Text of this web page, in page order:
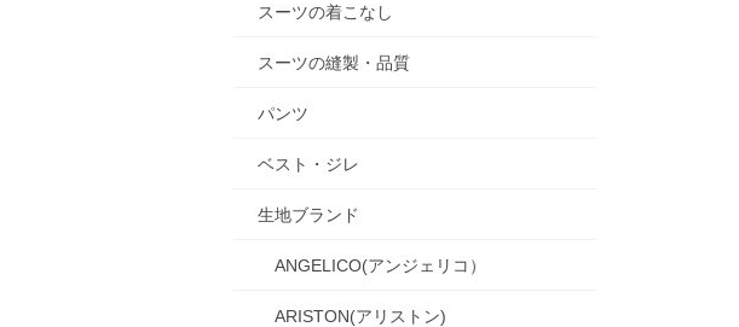
スーツの着こなし
スーツの縫製・品質
パンツ
ベスト・ジレ
生地ブランド
ANGELICO(アンジェリコ）
ARISTON(アリストン)